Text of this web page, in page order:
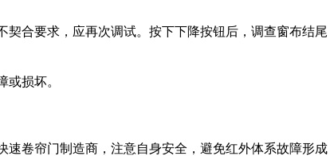
合要求，应再次调试。按下下降按钮后，调查窗布结尾
损坏。
卷帘门制造商，注意自身安全，避免红外体系故障形成